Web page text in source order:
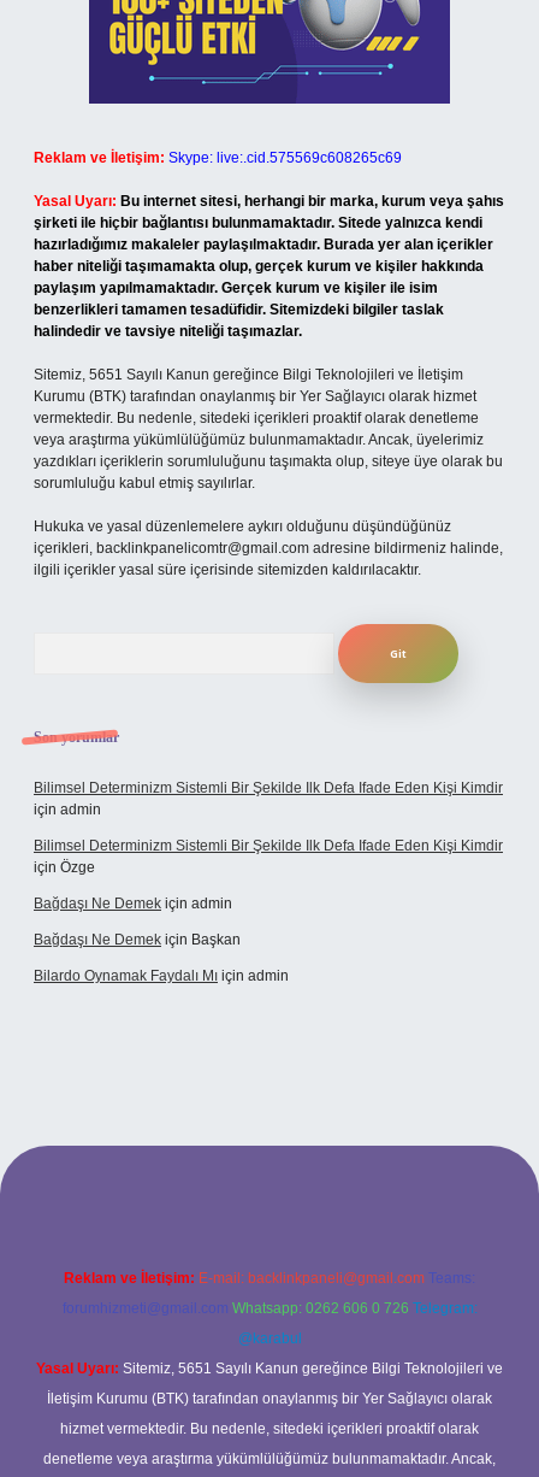
Reklam ve İletişim: Skype: live:.cid.575569c608265c69
Yasal Uyarı: Bu internet sitesi, herhangi bir marka, kurum veya şahıs
şirketi ile hiçbir bağlantısı bulunmamaktadır. Sitede yalnızca kendi
hazırladığımız makaleler paylaşılmaktadır. Burada yer alan içerikler
haber niteliği taşımamakta olup, gerçek kurum ve kişiler hakkında
paylaşım yapılmamaktadır. Gerçek kurum ve kişiler ile isim
benzerlikleri tamamen tesadüfidir. Sitemizdeki bilgiler taslak
halindedir ve tavsiye niteliği taşımazlar.
Sitemiz, 5651 Sayılı Kanun gereğince Bilgi Teknolojileri ve İletişim
Kurumu (BTK) tarafından onaylanmış bir Yer Sağlayıcı olarak hizmet
vermektedir. Bu nedenle, sitedeki içerikleri proaktif olarak denetleme
veya araştırma yükümlülüğümüz bulunmamaktadır. Ancak, üyelerimiz
yazdıkları içeriklerin sorumluluğunu taşımakta olup, siteye üye olarak bu
sorumluluğu kabul etmiş sayılırlar.
Hukuka ve yasal düzenlemelere aykırı olduğunu düşündüğünüz
içerikleri, backlinkpanelicomtr@gmail.com adresine bildirmeniz halinde,
ilgili içerikler yasal süre içerisinde sitemizden kaldırılacaktır.
Son yorumlar
Bilimsel Determinizm Sistemli Bir Şekilde Ilk Defa Ifade Eden Kişi Kimdir
için admin
Bilimsel Determinizm Sistemli Bir Şekilde Ilk Defa Ifade Eden Kişi Kimdir
için Özge
Bağdaşı Ne Demek için admin
Bağdaşı Ne Demek için Başkan
Bilardo Oynamak Faydalı Mı için admin
bahis sitesi
Reklam ve İletişim: E-mail: backlinkpaneli@gmail.com Teams:
forumhizmeti@gmail.com Whatsapp: 0262 606 0 726 Telegram:
@karabul
Yasal Uyarı: Sitemiz, 5651 Sayılı Kanun gereğince Bilgi Teknolojileri ve
İletişim Kurumu (BTK) tarafından onaylanmış bir Yer Sağlayıcı olarak
hizmet vermektedir. Bu nedenle, sitedeki içerikleri proaktif olarak
denetleme veya araştırma yükümlülüğümüz bulunmamaktadır. Ancak,